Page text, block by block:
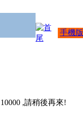
手機版
,請稍後再來!